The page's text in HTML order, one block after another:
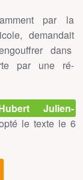
par la
demandait
dans
par une ré-
Julien-
le texte le 6